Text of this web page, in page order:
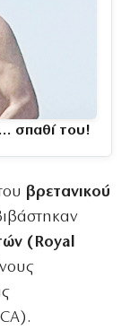
σπαθί του!
βρετανικού
(Royal